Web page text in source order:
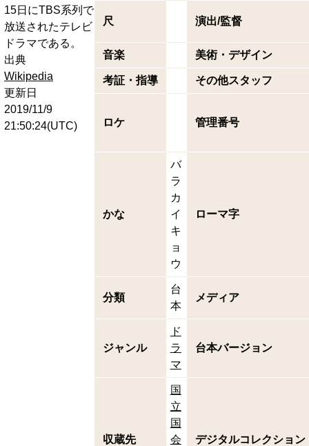
15日にTBS系列で
放送されたテレビ
ドラマである。
出典
Wikipedia
更新日
2019/11/9
21:50:24(UTC)
尺 演出/監督
音楽 美術・デザイン
考証・指導 その他スタッフ
ロケ 管理番号
かな
バ
ラ
カ
イ
キ
ョ
ウ
ローマ字
分類
台
本
メディア
ジャンル
ド
ラ
マ
台本バージョン
収蔵先
国
立
国
会
デジタルコレクション